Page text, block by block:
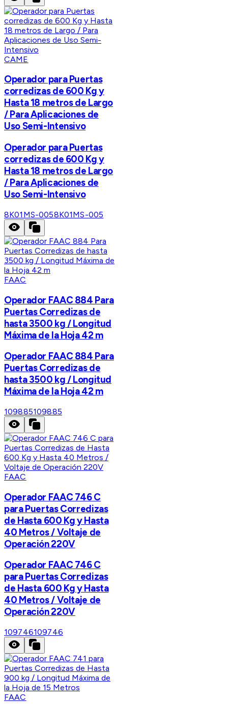
CAME
Operador para Puertas
corredizas de 600 Kg y
Hasta 18 metros de Largo
/ Para Aplicaciones de
Uso Semi-Intensivo
Operador para Puertas
corredizas de 600 Kg y
Hasta 18 metros de Largo
/ Para Aplicaciones de
Uso Semi-Intensivo
8K01MS-0058K01MS-005
FAAC
Operador FAAC 884 Para
Puertas Corredizas de
hasta 3500 kg / Longitud
Máxima de la Hoja 42 m
Operador FAAC 884 Para
Puertas Corredizas de
hasta 3500 kg / Longitud
Máxima de la Hoja 42 m
109885109885
FAAC
Operador FAAC 746 C
para Puertas Corredizas
de Hasta 600 Kg y Hasta
40 Metros / Voltaje de
Operación 220V
Operador FAAC 746 C
para Puertas Corredizas
de Hasta 600 Kg y Hasta
40 Metros / Voltaje de
Operación 220V
109746109746
FAAC